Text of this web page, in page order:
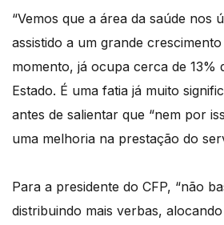
“Vemos que a área da saúde nos
assistido a um grande
momento, já ocupa cerca de 13%
Estado. É uma fatia já muito
antes de salientar que “nem por
uma melhoria na prestação do
Para a presidente do CFP, “não
distribuindo mais verbas,